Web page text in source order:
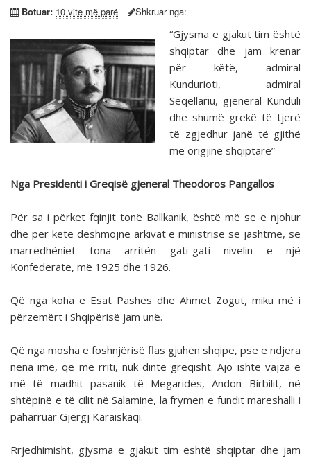
Botuar: 10 vite më parë Shkruar nga:
“Gjysma e gjakut tim është
shqiptar dhe jam krenar
për këtë, admiral
Kundurioti, admiral
Seqellariu, gjeneral Kunduli
dhe shumë grekë të tjerë
të zgjedhur janë të gjithë
me origjinë shqiptare”
Nga Presidenti i Greqisë gjeneral Theodoros Pangallos
Për sa i përket fqinjit tonë Ballkanik, është më se e njohur
dhe për këtë dëshmojnë arkivat e ministrisë së jashtme, se
marrëdhëniet tona arritën gati-gati nivelin e një
Konfederate, më 1925 dhe 1926.
Që nga koha e Esat Pashës dhe Ahmet Zogut, miku më i
përzemërt i Shqipërisë jam unë.
Që nga mosha e foshnjërisë flas gjuhën shqipe, pse e ndjera
nëna ime, që më rriti, nuk dinte greqisht. Ajo ishte vajza e
më të madhit pasanik të Megaridës, Andon Birbilit, në
shtëpinë e të cilit në Salaminë, la frymën e fundit mareshalli i
paharruar Gjergj Karaiskaqi.
Rrjedhimisht, gjysma e gjakut tim është shqiptar dhe jam